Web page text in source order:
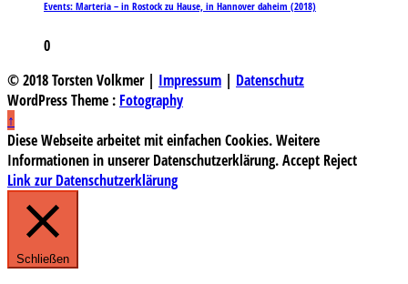
Events: Marteria – in Rostock zu Hause, in Hannover daheim (2018)
0
© 2018 Torsten Volkmer | Impressum | Datenschutz
WordPress Theme : Fotography
↑
Diese Webseite arbeitet mit einfachen Cookies. Weitere
Informationen in unserer Datenschutzerklärung.Accept Reject
Link zur Datenschutzerklärung
Schließen